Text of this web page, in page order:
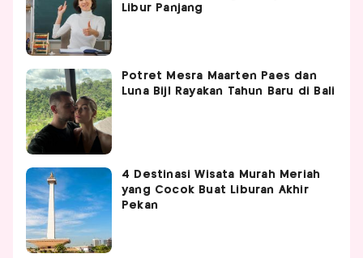
Libur Panjang
Potret Mesra Maarten Paes dan
Luna Bijl Rayakan Tahun Baru di Bali
4 Destinasi Wisata Murah Meriah
yang Cocok Buat Liburan Akhir
Pekan